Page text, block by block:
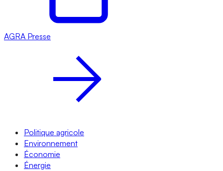
AGRA Presse
Politique agricole
Environnement
Économie
Énergie